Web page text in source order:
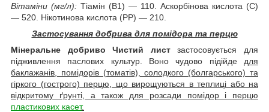
Вітаміни (мг/л): Тіамін (В1) — 110. Аскорбінова кислота (С)
— 520. Нікотинова кислота (РР) — 210.
Застосування добрива для помідора та перцю
Мінеральне добриво Чистий листзастосовується для
підживлення паслових культур. Воно чудово підійде для
баклажанів, помідорів (томатів), солодкого (болгарського) та
гіркого (гострого) перцю, що вирощуються в теплиці або на
відкритому ґрунті, а також для розсади помідор і перцю
пластикових касет.